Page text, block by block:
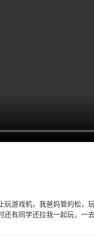
游戏机，我爸妈管的松，
有同学还拉我一起玩，一去